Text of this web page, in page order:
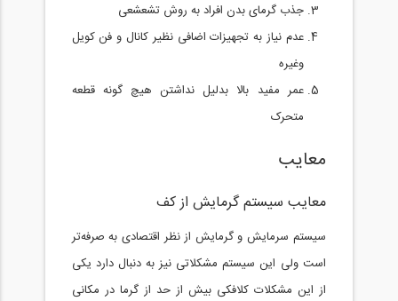
جذب گرمای بدن افراد به روش تشعشعی
عدم نیاز به تجهیزات اضافی نظیر کانال و فن کویل
وغیره
عمر مفید بالا بدلیل نداشتن هیچ گونه قطعه
متحرک
معایب
معایب سیستم گرمایش از کف
سیستم سرمایش و گرمایش از نظر اقتصادی به صرفه‌تر
است ولی این سیستم مشکلاتی نیز به دنبال دارد یکی
از این مشکلات کلافکی بیش از حد از گرما در مکانی